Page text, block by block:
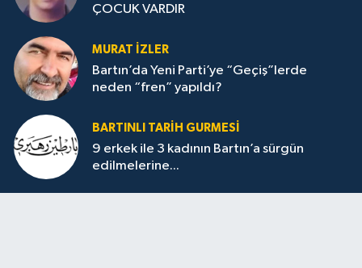
ÇOCUK VARDIR
MURAT İZLER
Bartın’da Yeni Parti’ye “Geçiş”lerde
neden “fren” yapıldı?
BARTINLI TARIH GURMESI
9 erkek ile 3 kadının Bartın’a sürgün
edilmelerine...